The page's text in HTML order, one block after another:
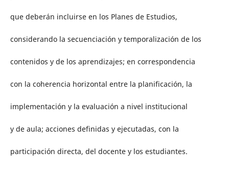
que deberán incluirse en los Planes de Estudios,
considerando la secuenciación y temporalización de los
contenidos y de los aprendizajes; en correspondencia
con la coherencia horizontal entre la planificación, la
implementación y la evaluación a nivel institucional
y de aula; acciones definidas y ejecutadas, con la
participación directa, del docente y los estudiantes.